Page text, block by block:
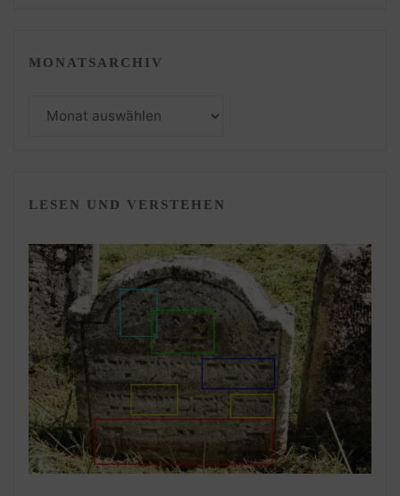
MONATSARCHIV
LESEN UND VERSTEHEN